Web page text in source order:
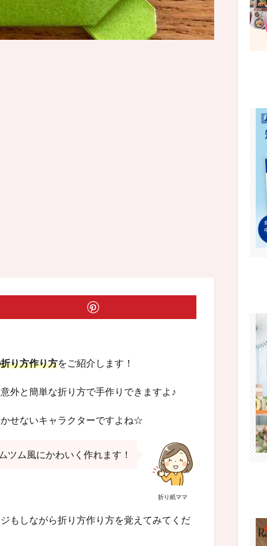
り方作り方をご紹介します！
外と簡単な折り方で手作りできますよ♪
せないキャラクターですよね☆
折り紙ママ
ツム風にかわいく作れます！
もしながら折り方作り方を覚えてみてくだ